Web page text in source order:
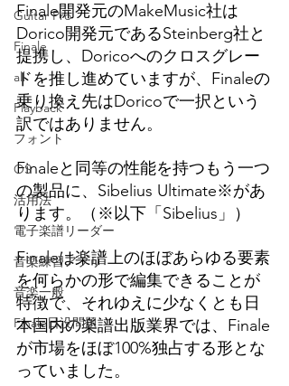
Guitar Pro
Finale
all
Playback
フォント
OS
活用法
電子楽譜リーダー
音楽練習アプリ
音楽一般
Finale日没問題
Finale開発元のMakeMusic社は
Dorico開発元であるSteinberg社と
提携し、Doricoへのクロスグレー
ドを推し進めていますが、Finaleの
乗り換え先はDoricoで一択という
訳ではありません。
Finaleと同等の性能を持つもう一つ
の製品に、Sibelius Ultimate※があ
ります。（※以下「Sibelius」）
Finaleは楽譜上のほぼあらゆる要素
を何らかの形で編集できることが
特徴で、それゆえに少なくとも日
本国内の楽譜出版業界では、Finale
が市場をほぼ100%独占する形とな
っていました。